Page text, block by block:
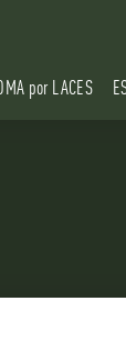
por LACES